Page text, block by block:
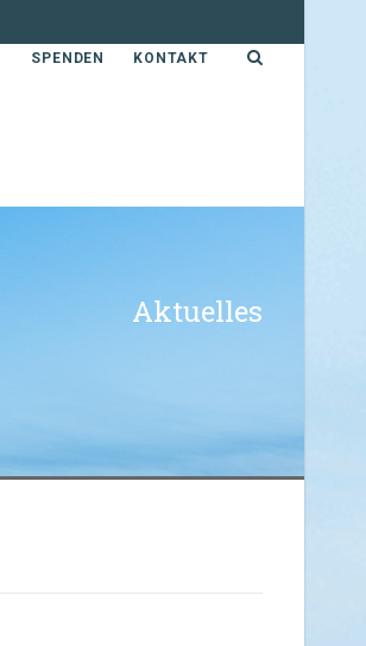
SPENDEN KONTAKT
Aktuelles